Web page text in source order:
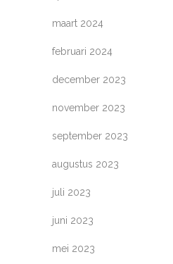
maart 2024
februari 2024
december 2023
november 2023
september 2023
augustus 2023
juli 2023
juni 2023
mei 2023